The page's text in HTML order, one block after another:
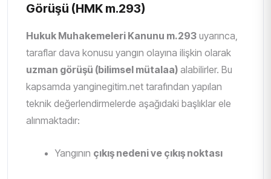
Görüşü (HMK m.293)
Hukuk Muhakemeleri Kanunu m.293 uyarınca,
taraflar dava konusu yangın olayına ilişkin olarak
uzman görüşü (bilimsel mütalaa) alabilirler. Bu
kapsamda yanginegitim.net tarafından yapılan
teknik değerlendirmelerde aşağıdaki başlıklar ele
alınmaktadır:
Yangının çıkış nedeni ve çıkış noktası